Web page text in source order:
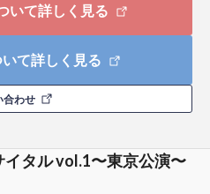
いて詳しく見る
て詳しく見る
合わせ
タル vol.1〜東京公演〜